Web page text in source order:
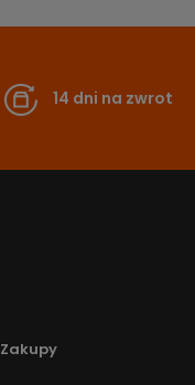
14 dni na zwrot
Zakupy